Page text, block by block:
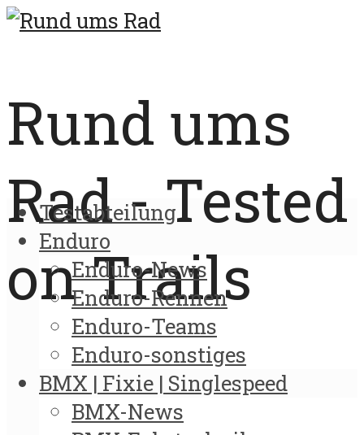
Rund ums
Rad - Tested
on Trails
Testabteilung
Enduro
Enduro-News
Enduro-Rennen
Enduro-Teams
Enduro-sonstiges
BMX | Fixie | Singlespeed
BMX-News